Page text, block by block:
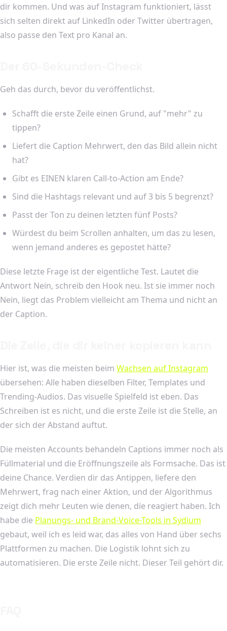
dir kommen. Und was auf Instagram funktioniert, lässt
sich selten direkt auf LinkedIn oder Twitter übertragen,
also passe den Text pro Kanal an.
Geh das durch, bevor du veröffentlichst.
Schafft die erste Zeile einen Grund, auf "mehr" zu
tippen?
Liefert die Caption Mehrwert, den das Bild allein nicht
hat?
Gibt es EINEN klaren Call-to-Action am Ende?
Sind die Hashtags relevant und auf 3 bis 5 begrenzt?
Passt der Ton zu deinen letzten fünf Posts?
Würdest du beim Scrollen anhalten, um das zu lesen,
wenn jemand anderes es gepostet hätte?
Diese letzte Frage ist der eigentliche Test. Lautet die
Antwort Nein, schreib den Hook neu. Ist sie immer noch
Nein, liegt das Problem vielleicht am Thema und nicht an
der Caption.
Hier ist, was die meisten beim Wachsen auf Instagram
übersehen: Alle haben dieselben Filter, Templates und
Trending-Audios. Das visuelle Spielfeld ist eben. Das
Schreiben ist es nicht, und die erste Zeile ist die Stelle, an
der sich der Abstand auftut.
Die meisten Accounts behandeln Captions immer noch als
Füllmaterial und die Eröffnungszeile als Formsache. Das ist
deine Chance. Verdien dir das Antippen, liefere den
Mehrwert, frag nach einer Aktion, und der Algorithmus
zeigt dich mehr Leuten wie denen, die reagiert haben. Ich
habe die Planungs- und Brand-Voice-Tools in Sydium
gebaut, weil ich es leid war, das alles von Hand über sechs
Plattformen zu machen. Die Logistik lohnt sich zu
automatisieren. Die erste Zeile nicht. Dieser Teil gehört dir.